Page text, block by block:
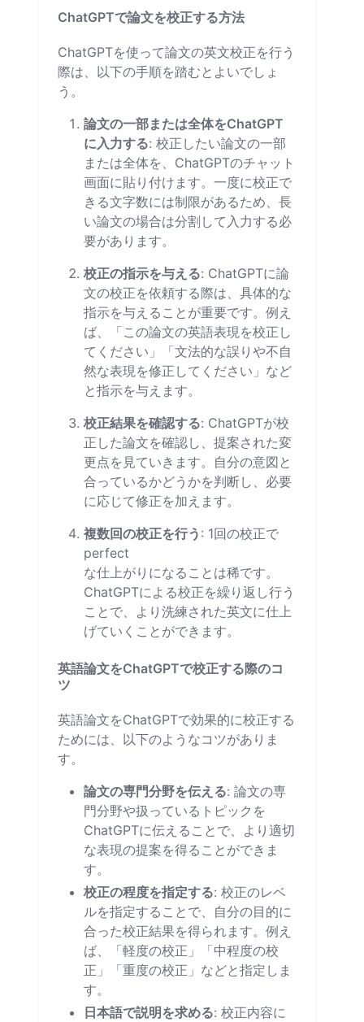
ChatGPTで論文を校正する方法
ChatGPTを使って論文の英文校正を行う
際は、以下の手順を踏むとよいでしょ
う。
論文の一部または全体をChatGPT
に入力する: 校正したい論文の一部
または全体を、ChatGPTのチャット
画面に貼り付けます。一度に校正で
きる文字数には制限があるため、長
い論文の場合は分割して入力する必
要があります。
校正の指示を与える: ChatGPTに論
文の校正を依頼する際は、具体的な
指示を与えることが重要です。例え
ば、「この論文の英語表現を校正し
てください」「文法的な誤りや不自
然な表現を修正してください」など
と指示を与えます。
校正結果を確認する: ChatGPTが校
正した論文を確認し、提案された変
更点を見ていきます。自分の意図と
合っているかどうかを判断し、必要
に応じて修正を加えます。
複数回の校正を行う : 1回の校正で
perfect
な仕上がりになることは稀です。
ChatGPTによる校正を繰り返し行う
ことで、より洗練された英文に仕上
げていくことができます。
英語論文をChatGPTで校正する際のコ
ツ
英語論文をChatGPTで効果的に校正する
ためには、以下のようなコツがありま
す。
論文の専門分野を伝える: 論文の専
門分野や扱っているトピックを
ChatGPTに伝えることで、より適切
な表現の提案を得ることができま
す。
校正の程度を指定する: 校正のレベ
ルを指定することで、自分の目的に
合った校正結果を得られます。例え
ば、「軽度の校正」「中程度の校
正」「重度の校正」などと指定しま
す。
日本語で説明を求める: 校正内容に